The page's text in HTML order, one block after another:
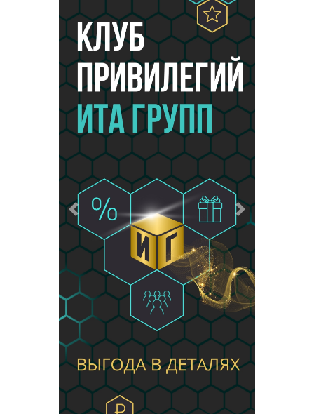
Предыдущий Следующий